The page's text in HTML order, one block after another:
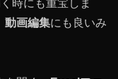
時にも重宝しま
動画編集にも良いみ